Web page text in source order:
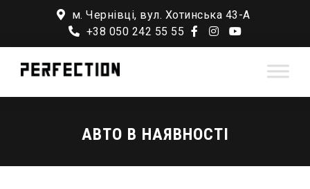
м. Чернівці, вул. Хотинська 43-А
+38 050 242 55 55
АВТО В НАЯВНОСТІ